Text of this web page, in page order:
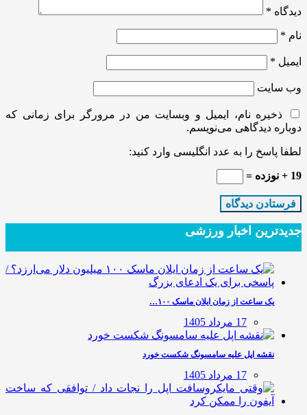
دیدگاه *
نام *
ایمیل *
وب‌ سایت
ذخیره نام، ایمیل و وبسایت من در مرورگر برای زمانی که
دوباره دیدگاهی می‌نویسم.
لطفا پاسخ را به عدد انگلیسی وارد کنید:
19 + نوزده =
جدیدترین‌ اخبار ورزشی
یک ساعت از زمان ایلان ماسک ۱۰۰…
17 مرداد 1405
نقشه اپل علیه سامسونگ شکست خورد
17 مرداد 1405